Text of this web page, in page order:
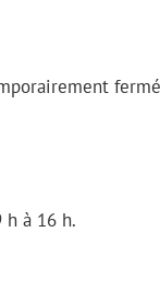
h à 16 h.